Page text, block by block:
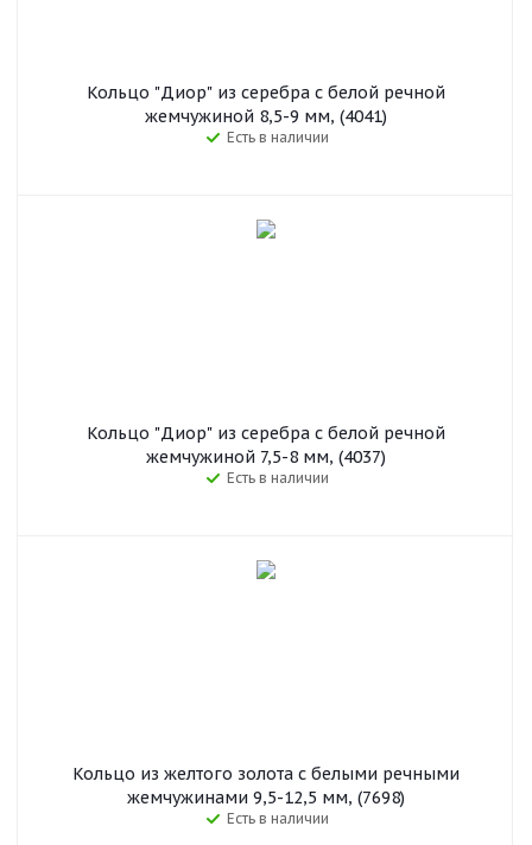
Кольцо "Диор" из серебра с белой речной
жемчужиной 8,5-9 мм, (4041)
Есть в наличии
Кольцо "Диор" из серебра с белой речной
жемчужиной 7,5-8 мм, (4037)
Есть в наличии
Кольцо из желтого золота с белыми речными
жемчужинами 9,5-12,5 мм, (7698)
Есть в наличии